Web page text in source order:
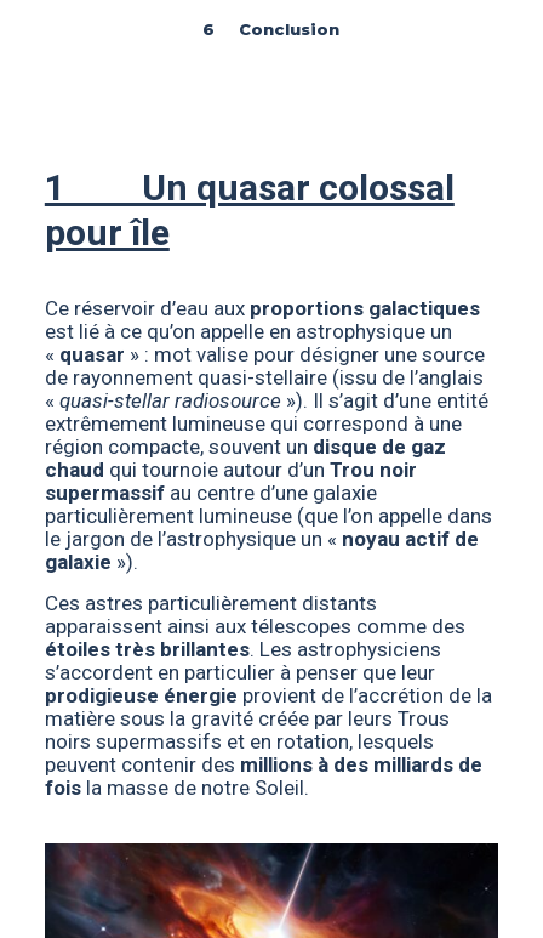
6 Conclusion
1 Un quasar colossal
pour île
Ce réservoir d’eau aux proportions galactiques
est lié à ce qu’on appelle en astrophysique un
« quasar » : mot valise pour désigner une source
de rayonnement quasi-stellaire (issu de l’anglais
« quasi-stellar radiosource »). Il s’agit d’une entité
extrêmement lumineuse qui correspond à une
région compacte, souvent un disque de gaz
chaud qui tournoie autour d’un Trou noir
supermassifau centre d’une galaxie
particulièrement lumineuse (que l’on appelle dans
le jargon de l’astrophysique un « noyau actif de
galaxie »).
Ces astres particulièrement distants
apparaissent ainsi aux télescopes comme des
étoiles très brillantes. Les astrophysiciens
s’accordent en particulier à penser que leur
prodigieuse énergie provient de l’accrétion de la
matière sous la gravité créée par leurs Trous
noirs supermassifs et en rotation, lesquels
peuvent contenir des millions à des milliards de
foisla masse de notre Soleil.